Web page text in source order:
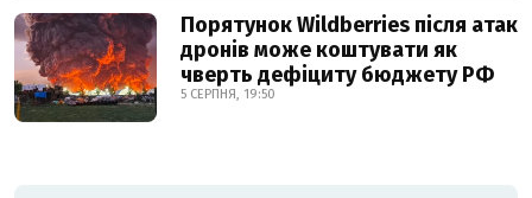
Порятунок Wildberries після атак
дронів може коштувати як
чверть дефіциту бюджету РФ
5 СЕРПНЯ, 19:50